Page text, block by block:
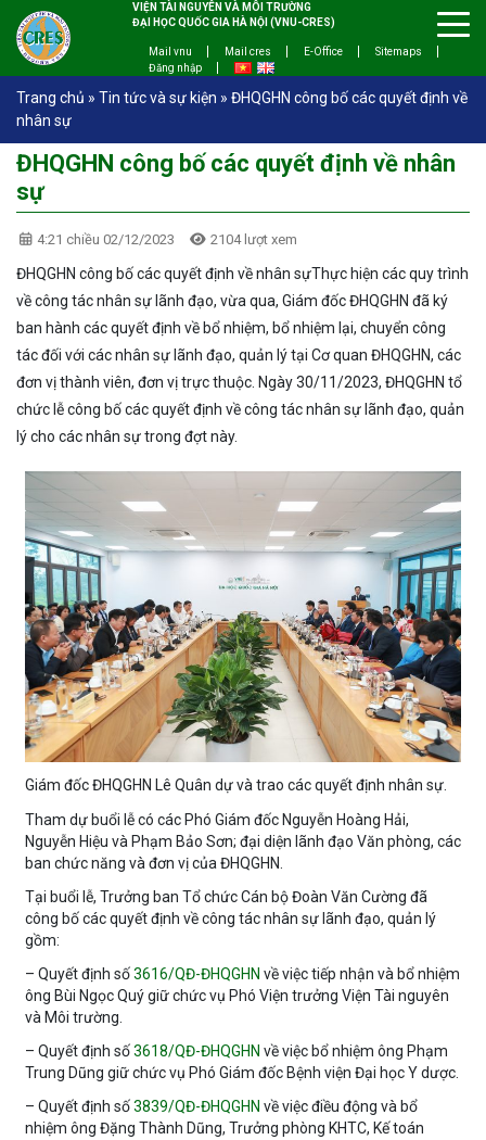
VIỆN TÀI NGUYÊN VÀ MÔI TRƯỜNG
ĐẠI HỌC QUỐC GIA HÀ NỘI (VNU-CRES)
Mail vnu Mail cres E-Office
Sitemaps
Đăng nhập
Trang chủ » Tin tức và sự kiện » ĐHQGHN công bố các quyết định về
nhân sự
ĐHQGHN công bố các quyết định về nhân
sự
4:21 chiều 02/12/2023 2104 lượt xem
ĐHQGHN công bố các quyết định về nhân sựThực hiện các quy trình
về công tác nhân sự lãnh đạo, vừa qua, Giám đốc ĐHQGHN đã ký
ban hành các quyết định về bổ nhiệm, bổ nhiệm lại, chuyển công
tác đối với các nhân sự lãnh đạo, quản lý tại Cơ quan ĐHQGHN, các
đơn vị thành viên, đơn vị trực thuộc. Ngày 30/11/2023, ĐHQGHN tổ
chức lễ công bố các quyết định về công tác nhân sự lãnh đạo, quản
lý cho các nhân sự trong đợt này.
Giám đốc ĐHQGHN Lê Quân dự và trao các quyết định nhân sự.
Tham dự buổi lễ có các Phó Giám đốc Nguyễn Hoàng Hải,
Nguyễn Hiệu và Phạm Bảo Sơn; đại diện lãnh đạo Văn phòng, các
ban chức năng và đơn vị của ĐHQGHN.
Tại buổi lễ, Trưởng ban Tổ chức Cán bộ Đoàn Văn Cường đã
công bố các quyết định về công tác nhân sự lãnh đạo, quản lý
gồm:
– Quyết định số3616/QĐ-ĐHQGHN về việc tiếp nhận và bổ nhiệm
ông Bùi Ngọc Quý giữ chức vụ Phó Viện trưởng Viện Tài nguyên
và Môi trường.
– Quyết định số3618/QĐ-ĐHQGHN về việc bổ nhiệm ông Phạm
Trung Dũng giữ chức vụ Phó Giám đốc Bệnh viện Đại học Y dược.
– Quyết định số3839/QĐ-ĐHQGHN về việc điều động và bổ
nhiệm ông Đặng Thành Dũng, Trưởng phòng KHTC, Kế toán